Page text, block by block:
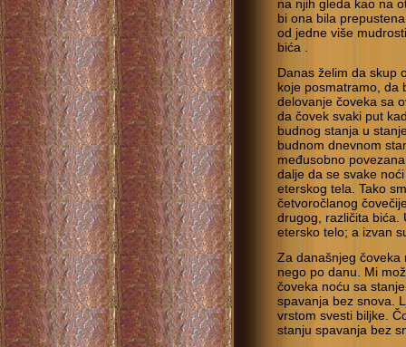
na njih gleda kao na
bi ona bila
od jedne više
bića .
Danas želim da skup
koje posmatramo, da
delovanje čoveka sa
da čovek svaki put
budnog stanja u
budnom dnevnom
međusobno
dalje da se svake
eterskog tela. Tako
četvoročlanog
drugog, različita bića.
etersko telo; a izvan
Za današnjeg čoveka
nego po danu. Mi
čoveka noću sa
spavanja bez snova.
vrstom svesti biljke.
stanju spavanja bez